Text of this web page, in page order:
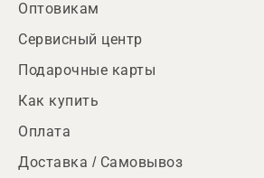
Оптовикам
Сервисный центр
Подарочные карты
Как купить
Оплата
Доставка / Самовывоз